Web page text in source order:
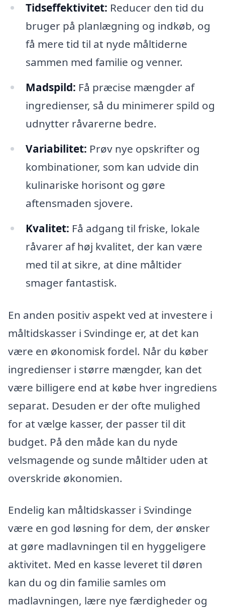
Tidseffektivitet: Reducer den tid du
bruger på planlægning og indkøb, og
få mere tid til at nyde måltiderne
sammen med familie og venner.
Madspild: Få præcise mængder af
ingredienser, så du minimerer spild og
udnytter råvarerne bedre.
Variabilitet: Prøv nye opskrifter og
kombinationer, som kan udvide din
kulinariske horisont og gøre
aftensmaden sjovere.
Kvalitet: Få adgang til friske, lokale
råvarer af høj kvalitet, der kan være
med til at sikre, at dine måltider
smager fantastisk.
En anden positiv aspekt ved at investere i
måltidskasser i Svindinge er, at det kan
være en økonomisk fordel. Når du køber
ingredienser i større mængder, kan det
være billigere end at købe hver ingrediens
separat. Desuden er der ofte mulighed
for at vælge kasser, der passer til dit
budget. På den måde kan du nyde
velsmagende og sunde måltider uden at
overskride økonomien.
Endelig kan måltidskasser i Svindinge
være en god løsning for dem, der ønsker
at gøre madlavningen til en hyggeligere
aktivitet. Med en kasse leveret til døren
kan du og din familie samles om
madlavningen, lære nye færdigheder og